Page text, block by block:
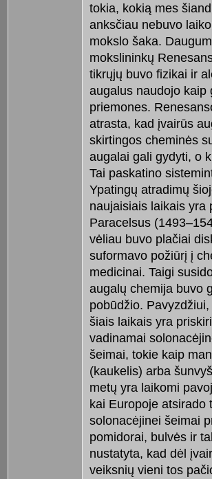
tokia, kokią mes
anksčiau nebuvo
mokslo šaka.
mokslininkų
tikrųjų buvo fizikai ir
augalus naudojo kaip
priemones.
atrasta, kad įvairūs
skirtingos cheminės
augalai gali gydyti, o
Tai paskatino
Ypatingų atradimų
naujaisiais laikais yra
Paracelsus
vėliau buvo plačiai
suformavo požiūrį į
medicinai. Taigi
augalų chemija buvo
pobūdžio.
šiais laikais yra
vadinamai
šeimai, tokie kaip
(kaukelis) arba
metų yra laikomi
kai Europoje atsirado
solonacėjinei šeimai
pomidorai, bulvės ir
nustatyta, kad dėl
veiksnių vieni tos